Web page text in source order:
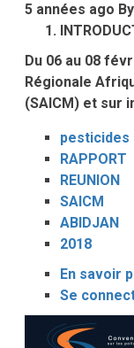
5 années ago By
Du 06 au 08
Régionale
(SAICM) et sur
pesticides
RAPPORT
REUNION
SAICM
ABIDJAN
2018
En savoir
Se
Image